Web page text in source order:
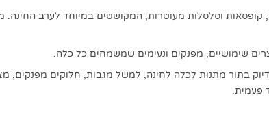
וסלסלות מעוטרות, המקושטים במיוחד לערב החינה.
שימושיים, מפנקים ונעימים שמשמחים כל כלה.
בתור מתנות לכלה לחינה, למשל מגבות, חלוקים מפנקים,
פעמית.